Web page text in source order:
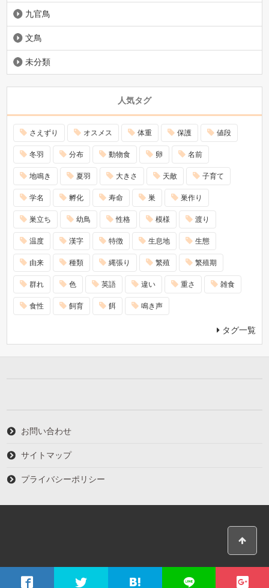
九官鳥
文鳥
未分類
人気タグ
さえずり オスメス 体重 保護 値段
冬羽 分布 動物食 卵 名前
地鳴き 夏羽 大きさ 天敵 子育て
学名 孵化 寿命 巣 巣作り
巣立ち 幼鳥 性格 模様 渡り
温度 漢字 特徴 生息地 生態
由来 種類 縄張り 繁殖 繁殖期
群れ 色 英語 違い 重さ 雑食
食性 飼育 餌 鳴き声
タグ一覧
お問い合わせ
サイトマップ
プライバシーポリシー